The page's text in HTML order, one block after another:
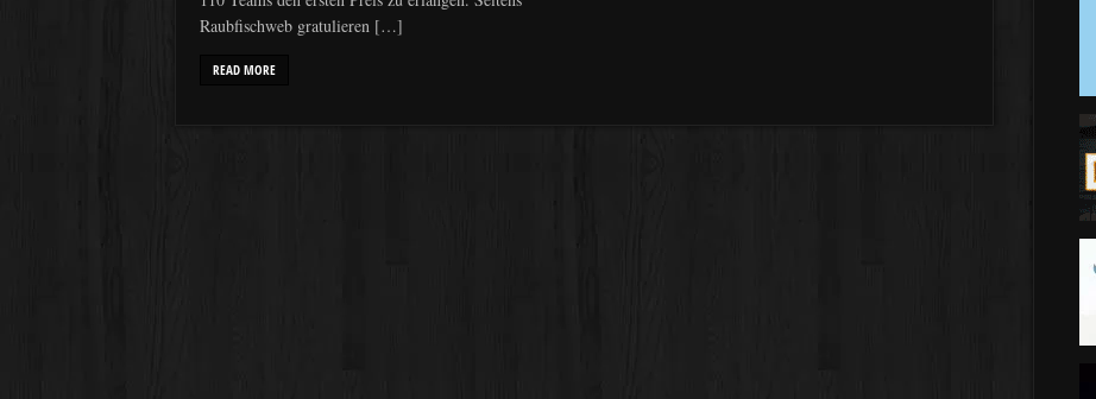
Raubfischweb gratulieren […]
READ MORE